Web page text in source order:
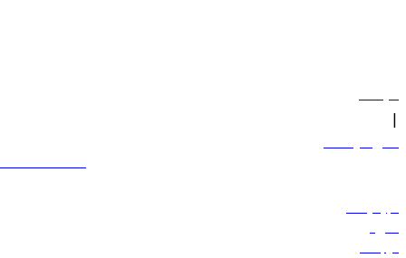
سياساتنا
|
الشروط والأحكام
600 544 445
حجز الرحلات
العروض
الوجهات